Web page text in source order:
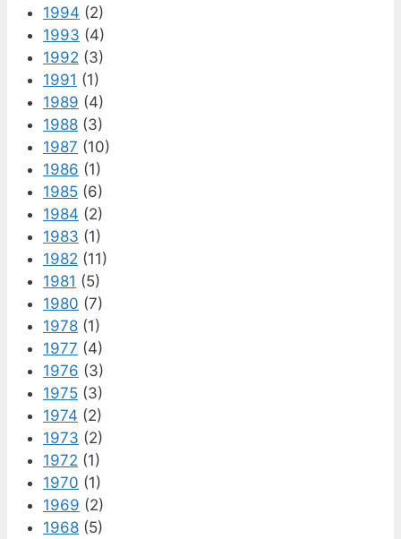
1994 (2)
1993 (4)
1992 (3)
1991 (1)
1989 (4)
1988 (3)
1987 (10)
1986 (1)
1985 (6)
1984 (2)
1983 (1)
1982 (11)
1981 (5)
1980 (7)
1978 (1)
1977 (4)
1976 (3)
1975 (3)
1974 (2)
1973 (2)
1972 (1)
1970 (1)
1969 (2)
1968 (5)